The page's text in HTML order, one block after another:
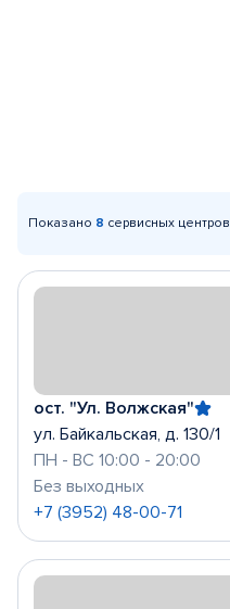
Показано 8 сервисных центров
ост. "Ул. Волжская"
ул. Байкальская, д. 130/1
ПН - ВС 10:00 - 20:00
Без выходных
+7 (3952) 48-00-71